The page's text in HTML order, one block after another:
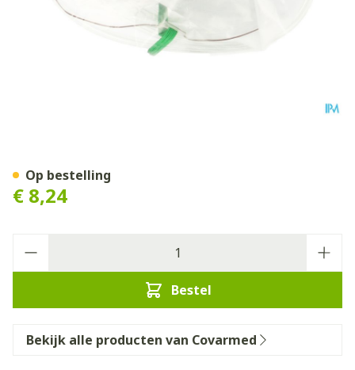
€ 8,24
Bestel
Op bestelling
Bekijk alle producten van Covarmed